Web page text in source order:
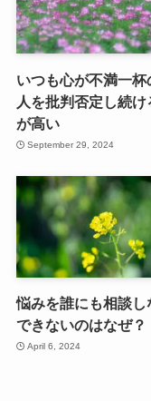
いつも心が不満一杯
人を批判否定し続け
が高い
September 29, 2024
悩みを誰にも相談し
できないのはなぜ？
April 6, 2024